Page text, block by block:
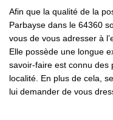
Afin que la qualité de la
Parbayse dans le 64360
vous de vous adresser à
Elle possède une longue
savoir-faire est connu des
localité. En plus de cela,
lui demander de vous